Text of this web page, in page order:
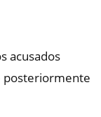
acusados
posteriormente